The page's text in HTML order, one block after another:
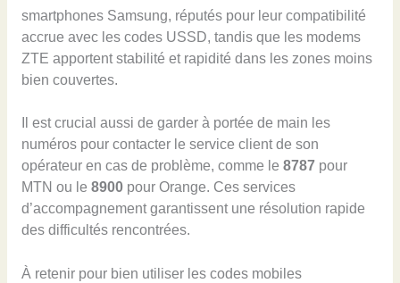
smartphones Samsung, réputés pour leur compatibilité
accrue avec les codes USSD, tandis que les modems
ZTE apportent stabilité et rapidité dans les zones moins
bien couvertes.
Il est crucial aussi de garder à portée de main les
numéros pour contacter le service client de son
opérateur en cas de problème, comme le 8787pour
MTN ou le 8900pour Orange. Ces services
d’accompagnement garantissent une résolution rapide
des difficultés rencontrées.
À retenir pour bien utiliser les codes mobiles